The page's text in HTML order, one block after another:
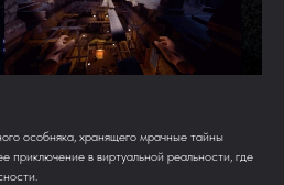
особняка, хранящего мрачные тайны
приключение в виртуальной реальности, где